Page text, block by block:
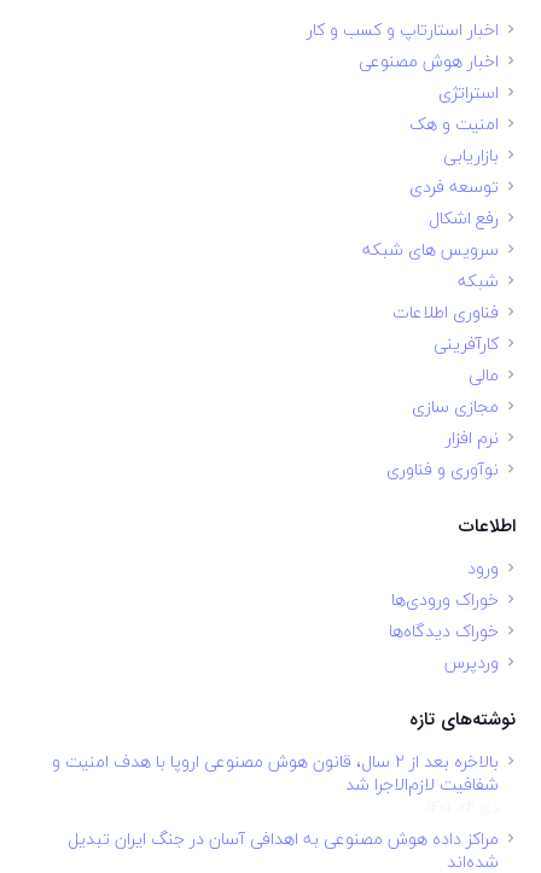
اخبار استارتاپ و کسب و کار
اخبار هوش مصنوعی
استراتژی
امنیت و هک
بازاریابی
توسعه فردی
رفع اشکال
سرویس های شبکه
شبکه
فناوری اطلاعات
کارآفرینی
مالی
مجازی سازی
نرم افزار
نوآوری و فناوری
اطلاعات
ورود
خوراک ورودی‌ها
خوراک دیدگاه‌ها
وردپرس
نوشته‌های تازه
بالاخره بعد از ۲ سال، قانون هوش مصنوعی اروپا با هدف امنیت و
شفافیت لازم‌الاجرا شد
مراکز داده هوش مصنوعی به اهدافی آسان در جنگ ایران تبدیل
شده‌اند